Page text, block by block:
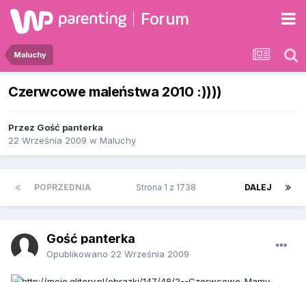
Forum
Maluchy
Czerwcowe maleństwa 2010 :))))
Przez Gość panterka
22 Września 2009 w Maluchy
POPRZEDNIA DALEJ
Strona 1 z 1738
Gość panterka
Opublikowano 22 Września 2009